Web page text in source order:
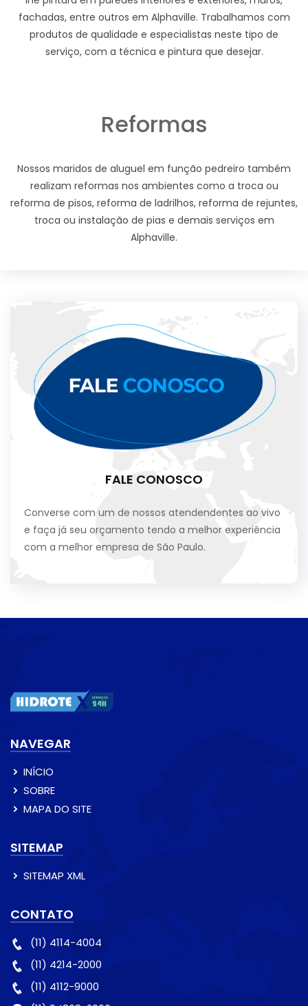
fachadas, entre outros em Alphaville. Trabalhamos com
produtos de qualidade e especialistas neste tipo de
serviço, com a técnica e pintura que desejar.
Reformas
Nossos maridos de aluguel em função pedreiro também
realizam reformas nos ambientes como a troca ou
reforma de pisos, reforma de ladrilhos, reforma de rejuntes,
troca ou instalação de pias e demais serviços em
Alphaville.
FALE CONOSCO
Converse com um de nossos atendendentes ao vivo
e faça já seu orçamento tendo a melhor experiência
com a melhor empresa de São Paulo.
NAVEGAR
INÍCIO
SOBRE
MAPA DO SITE
SITEMAP
SITEMAP XML
CONTATO
(11) 4114-4004
(11) 4214-2000
(11) 4112-9000